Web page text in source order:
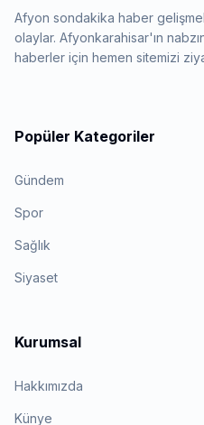
Afyon sondakika haber
olaylar. Afyonkarahisar'ın
haberler için hemen sitemizi
Popüler Kategoriler
Gündem
Spor
Sağlık
Siyaset
Kurumsal
Hakkımızda
Künye